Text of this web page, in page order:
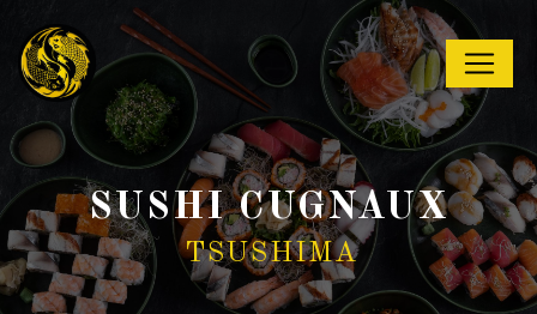
SUSHI CUGNAUX
TSUSHIMA
Panneau de gestion des cookies